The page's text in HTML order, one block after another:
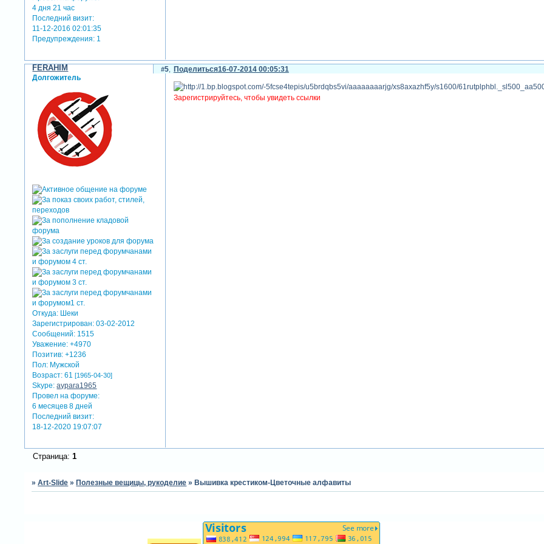
4 дня 21 час
Последний визит:
11-12-2016 02:01:35
Предупреждения: 1
Поделиться
5 16-07-2014 00:05:31
FERAHIM
Долгожитель
Откуда: Шеки
Зарегистрирован: 03-02-2012
Сообщений: 1515
Уважение: +4970
Позитив: +1236
Пол: Мужской
Возраст: 61[1965-04-30]
Skype: aypara1965
Провел на форуме:
6 месяцев 8 дней
Последний визит:
18-12-2020 19:07:07
Зарегистрируйтесь, чтобы увидеть ссылки
Страница: 1
»Art-Slide »Полезные вещицы, рукоделие »Вышивка крестиком-Цветочные алфавиты